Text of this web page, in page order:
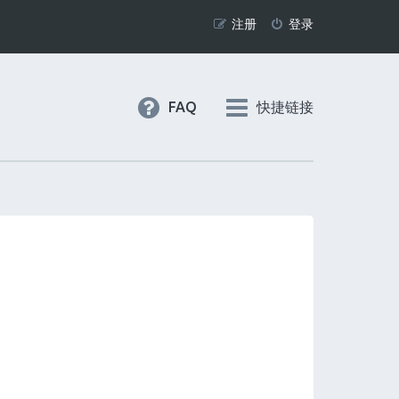
登录
注册
快捷链接
FAQ